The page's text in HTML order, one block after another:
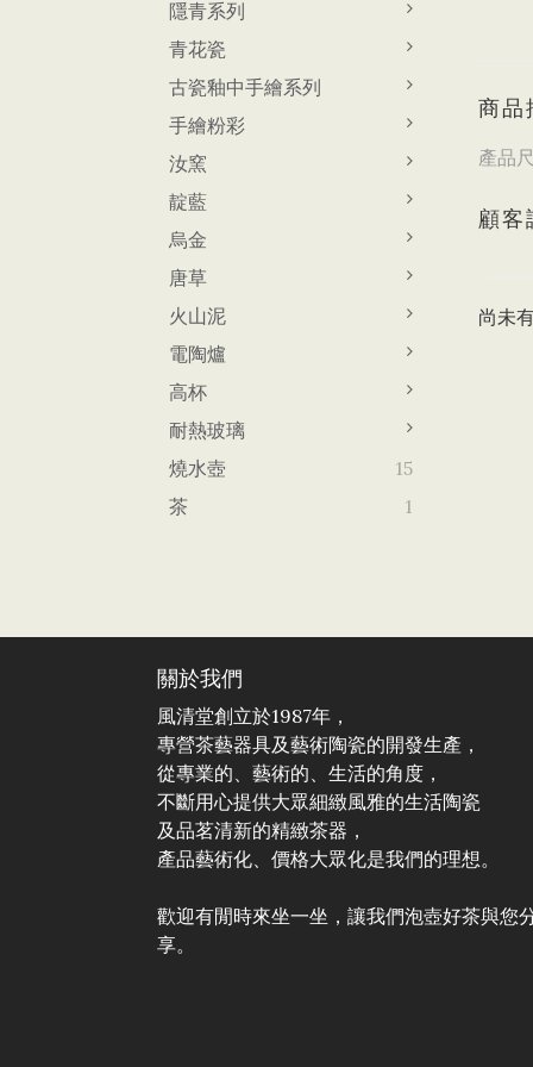
隱青系列
青花瓷
古瓷釉中手繪系列
手繪粉彩
汝窯
靛藍
烏金
唐草
火山泥
電陶爐
高杯
耐熱玻璃
燒水壺
15
茶
1
商品
產品
顧客
尚未
關於我們
風清堂創立於1987年，
專營茶藝器具及藝術陶瓷的開發生產，
從專業的、藝術的、生活的角度，
不斷用心提供大眾細緻風雅的生活陶瓷
及品茗清新的精緻茶器，
產品藝術化、價格大眾化是我們的理想。
歡迎有閒時來坐一坐，讓我們泡壺好茶與您
享。